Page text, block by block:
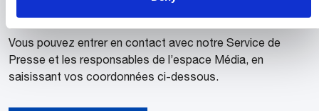
Contactez nous
Vous pouvez entrer en contact avec notre Service de
Presse et les responsables de l’espace Média, en
saisissant vos coordonnées ci-dessous.